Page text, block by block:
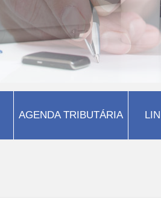
AGENDA TRIBUTÁRIA